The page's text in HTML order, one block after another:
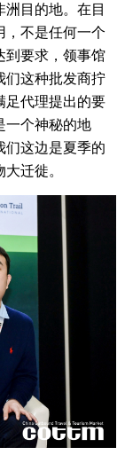
目的地。在目
，不是任何一个
到要求，领事馆
们这种批发商拧
足代理提出的要
一个神秘的地
们这边是夏季的
迁徙。